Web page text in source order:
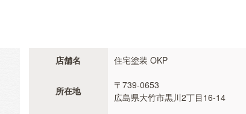
店舗名 住宅塗装 OKP
所在地
〒739-0653
広島県大竹市黒川2丁目16-14